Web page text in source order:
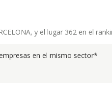
y el lugar 362 en el
en el mismo sector*